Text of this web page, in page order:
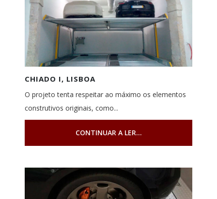
CHIADO I, LISBOA
O projeto tenta respeitar ao máximo os elementos
construtivos originais, como...
CONTINUAR A LER...